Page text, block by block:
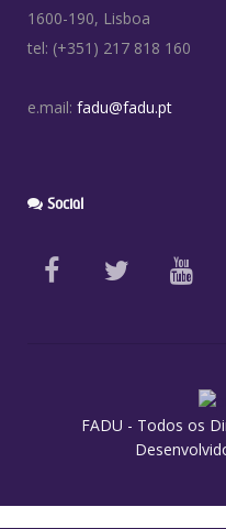
1600-190, Lisboa
tel: (+351) 217 818 160
e.mail: fadu@fadu.pt
Social
FADU - Todos os